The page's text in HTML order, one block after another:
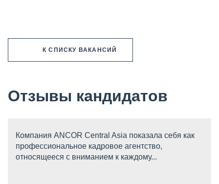
К СПИСКУ ВАКАНСИЙ
Отзывы кандидатов
Компания ANCOR Central Asia показала себя как
профессиональное кадровое агентство,
относящееся с вниманием к каждому...